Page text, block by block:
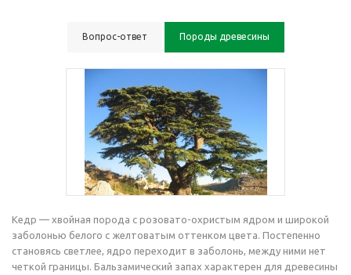
Вопрос-ответ Породы древесины
Кедр — хвойная порода с розовато-охристым ядром и широкой
заболонью белого с желтоватым оттенком цвета. Постепенно
становясь светлее, ядро переходит в заболонь, между ними нет
четкой границы. Бальзамический запах характерен для древесины